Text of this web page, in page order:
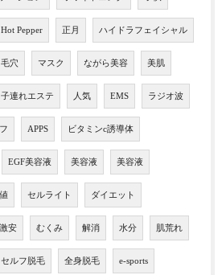
Hot Pepper 正月 ハイドラフェイシャル
毛穴 マスク ながら美容 美肌
子連れエステ 人気 EMS ラジオ波
APPS ビタミンc誘導体
EGF美容液 美容液 美容液
セルライト ダイエット
激安 むくみ 解消 水分 肌荒れ
セルフ脱毛 全身脱毛 e-sports